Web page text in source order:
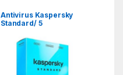
Antivirus Kaspersky
Standard/ 5